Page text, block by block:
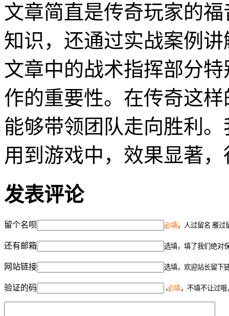
文章简直是传奇玩家的
知识，还通过实战案例
文章中的战术指挥部分
作的重要性。在传奇这
能够带领团队走向胜利
用到游戏中，效果显著
发表评论
留个名呗 必填，人过留名 雁过
还有邮箱 选填，填了我们绝对
网站链接 选填，欢迎站长留下
验证的码 必填，不填不让过